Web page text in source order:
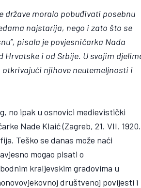
države moralo pobuđivati posebnu
najstarija, nego i zato što se
pisala je povjesničarka Nada
Hrvatske i od Srbije. U svojim
njihove neutemeljnosti i
no ipak u osnovici medievistički
Nade Klaić (Zagreb, 21. VII. 1920.
Teško se danas može naći
mogao pisati o
kraljevskim gradovima u
društvenoj povijesti i